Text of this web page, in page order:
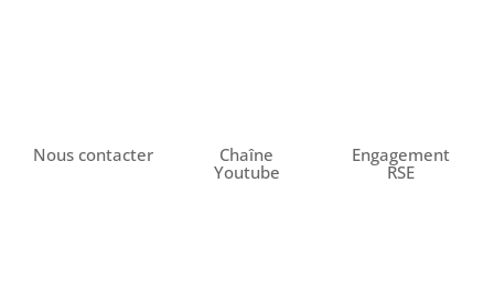
Nous contacter
Chaîne
Youtube
Engagement
RSE